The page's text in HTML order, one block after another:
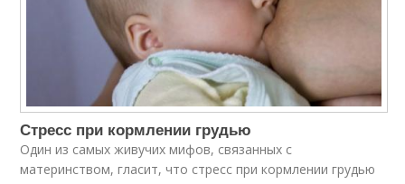
Стресс при кормлении грудью
Один из самых живучих мифов, связанных с
материнством, гласит, что стресс при кормлении грудью